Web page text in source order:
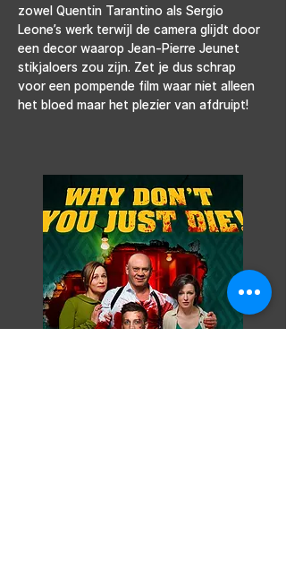
zowel Quentin Tarantino als Sergio
Leone’s werk terwijl de camera glijdt door
een decor waarop Jean-Pierre Jeunet
stikjaloers zou zijn. Zet je dus schrap
voor een pompende film waar niet alleen
het bloed maar het plezier van afdruipt!